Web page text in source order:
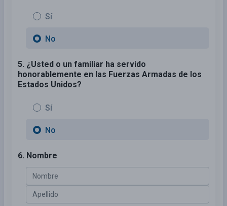
Sí
No
5. ¿Usted o un familiar ha servido
honorablemente en las Fuerzas Armadas de los
Estados Unidos?
Sí
No
6. Nombre